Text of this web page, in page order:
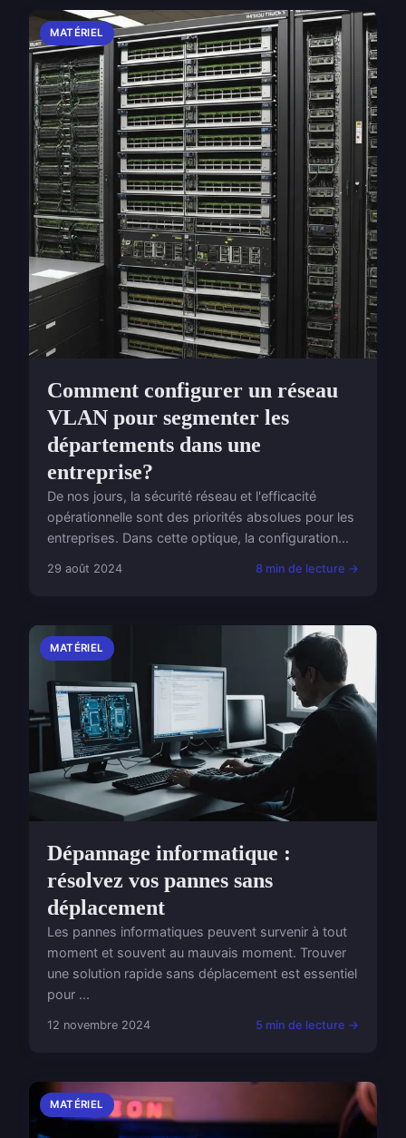
MATÉRIEL
Comment configurer un réseau
VLAN pour segmenter les
départements dans une
entreprise?
De nos jours, la sécurité réseau et l'efficacité
opérationnelle sont des priorités absolues pour les
entreprises. Dans cette optique, la configuration...
29 août 2024 8 min de lecture →
MATÉRIEL
Dépannage informatique :
résolvez vos pannes sans
déplacement
Les pannes informatiques peuvent survenir à tout
moment et souvent au mauvais moment. Trouver
une solution rapide sans déplacement est essentiel
pour ...
12 novembre 2024 5 min de lecture →
MATÉRIEL